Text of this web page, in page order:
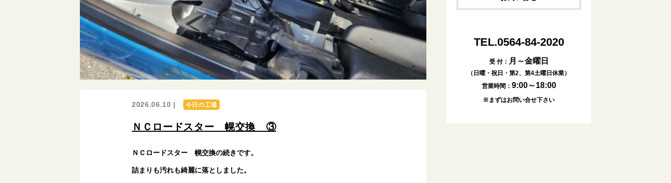
2026.06.10 | 今日の工場
ＮＣロードスター 幌交換 ③
ＮＣロードスター 幌交換の続きです。
詰まりも汚れも綺麗に落としました。
TEL.0564-84-2020
受 付： 月～金曜日
（日曜・祝日・第2、第4土曜日休業）
営業時間： 9:00～18:00
※まずはお問い合せ下さい